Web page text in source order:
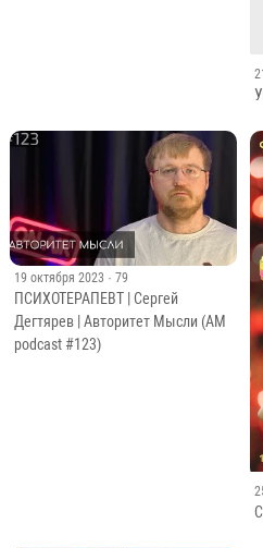
19 октября 2023 · 79
ПСИХОТЕРАПЕВТ | Сергей
Дегтярев | Авторитет Мысли (АМ
podcast #123)